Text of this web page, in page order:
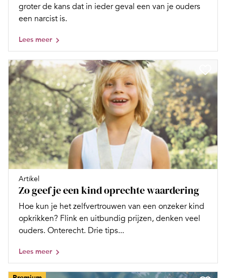
groter de kans dat in ieder geval een van je ouders
een narcist is.
Lees meer
Artikel
Zo geef je een kind oprechte waardering
Hoe kun je het zelfvertrouwen van een onzeker kind
opkrikken? Flink en uitbundig prijzen, denken veel
ouders. Onterecht. Drie tips...
Lees meer